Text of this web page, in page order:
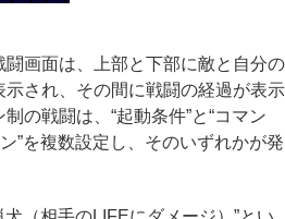
画面は、上部と下部に敵と自分の
され、その間に戦闘の経過が表示
の戦闘は、“起動条件”と“コマン
”を複数設定し、そのいずれかが発